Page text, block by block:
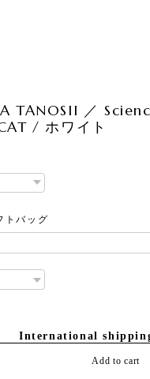
TANOSII ／
/ ホワイト
トバッグ
International
Add to cart